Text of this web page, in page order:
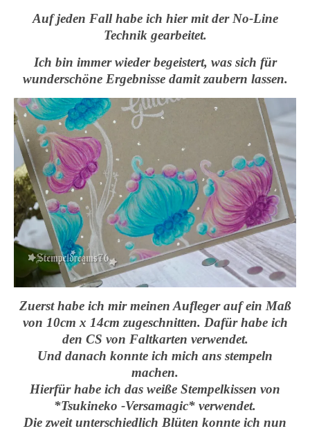
Auf jeden Fall habe ich hier mit der No-Line
Technik gearbeitet.
Ich bin immer wieder begeistert, was sich für
wunderschöne Ergebnisse damit zaubern lassen.
Zuerst habe ich mir meinen Aufleger auf ein Maß
von 10cm x 14cm zugeschnitten. Dafür habe ich
den CS von Faltkarten verwendet.
Und danach konnte ich mich ans stempeln
machen.
Hierfür habe ich das weiße Stempelkissen von
*Tsukineko -Versamagic* verwendet.
Die zweit unterschiedlich Blüten konnte ich nun